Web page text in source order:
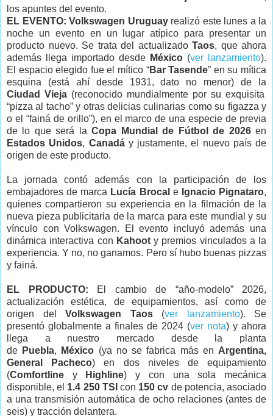
los apuntes del evento.
EL EVENTO: Volkswagen Uruguayrealizó este lunes a la
noche un evento en un lugar atípico para presentar un
producto nuevo. Se trata del actualizado Taos, que ahora
además llega importado desde México (ver lanzamiento).
El espacio elegido fue el mítico “Bar Tasende” en su mítica
esquina (está ahí desde 1931, dato no menor) de la
Ciudad Vieja (reconocido mundialmente por su exquisita
“pizza al tacho” y otras delicias culinarias como su figazza y
o el “fainá de orillo”), en el marco de una especie de previa
de lo que será la Copa Mundial de Fútbol de 2026en
Estados Unidos, Canadáy justamente, el nuevo país de
origen de este producto.
La jornada contó además con la participación de los
embajadores de marca Lucía Brocal e Ignacio Pignataro,
quienes compartieron su experiencia en la filmación de la
nueva pieza publicitaria de la marca para este mundial y su
vínculo con Volkswagen. El evento incluyó además una
dinámica interactiva con Kahooty premios vinculados a la
experiencia. Y no, no ganamos. Pero sí hubo buenas pizzas
y fainá.
EL PRODUCTO: El cambio de “año-modelo” 2026,
actualización estética, de equipamientos, así como de
origen del Volkswagen Taos(ver lanzamiento). Se
presentó globalmente a finales de 2024 (ver nota) y ahora
llega a nuestro mercado desde la planta
de Puebla, México (ya no se fabrica más en Argentina,
General Pacheco) en dos niveles de equipamiento
(Comfortline y Highline) y con una sola mecánica
disponible, el 1.4 250 TSI con 150 cv de potencia, asociado
a una transmisión automática de ocho relaciones (antes de
seis) y tracción delantera.